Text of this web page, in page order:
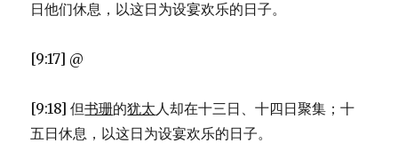
日他们休息，以这日为设宴欢乐的日子。
[9:17] @
[9:18] 但书珊的犹太人却在十三日、十四日聚集；十
五日休息，以这日为设宴欢乐的日子。